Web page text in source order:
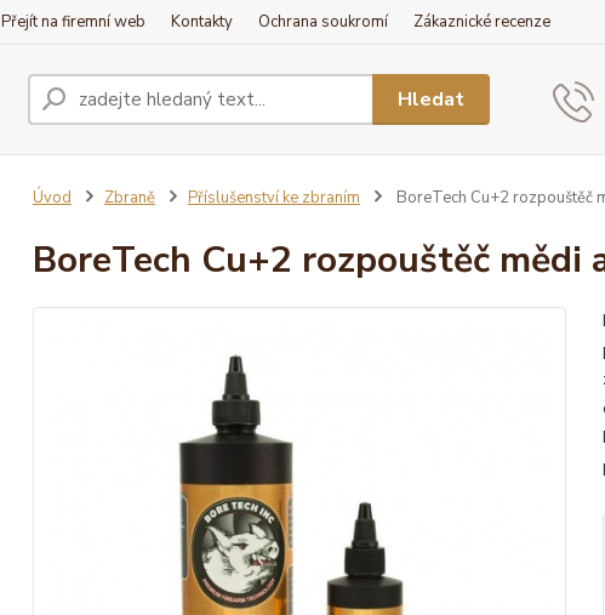
Přejít na firemní web Kontakty Ochrana soukromí Zákaznické recenze
Hledat
Úvod Zbraně Příslušenství ke zbraním BoreTech Cu+2 rozpouštěč
BoreTech Cu+2 rozpouštěč mědi